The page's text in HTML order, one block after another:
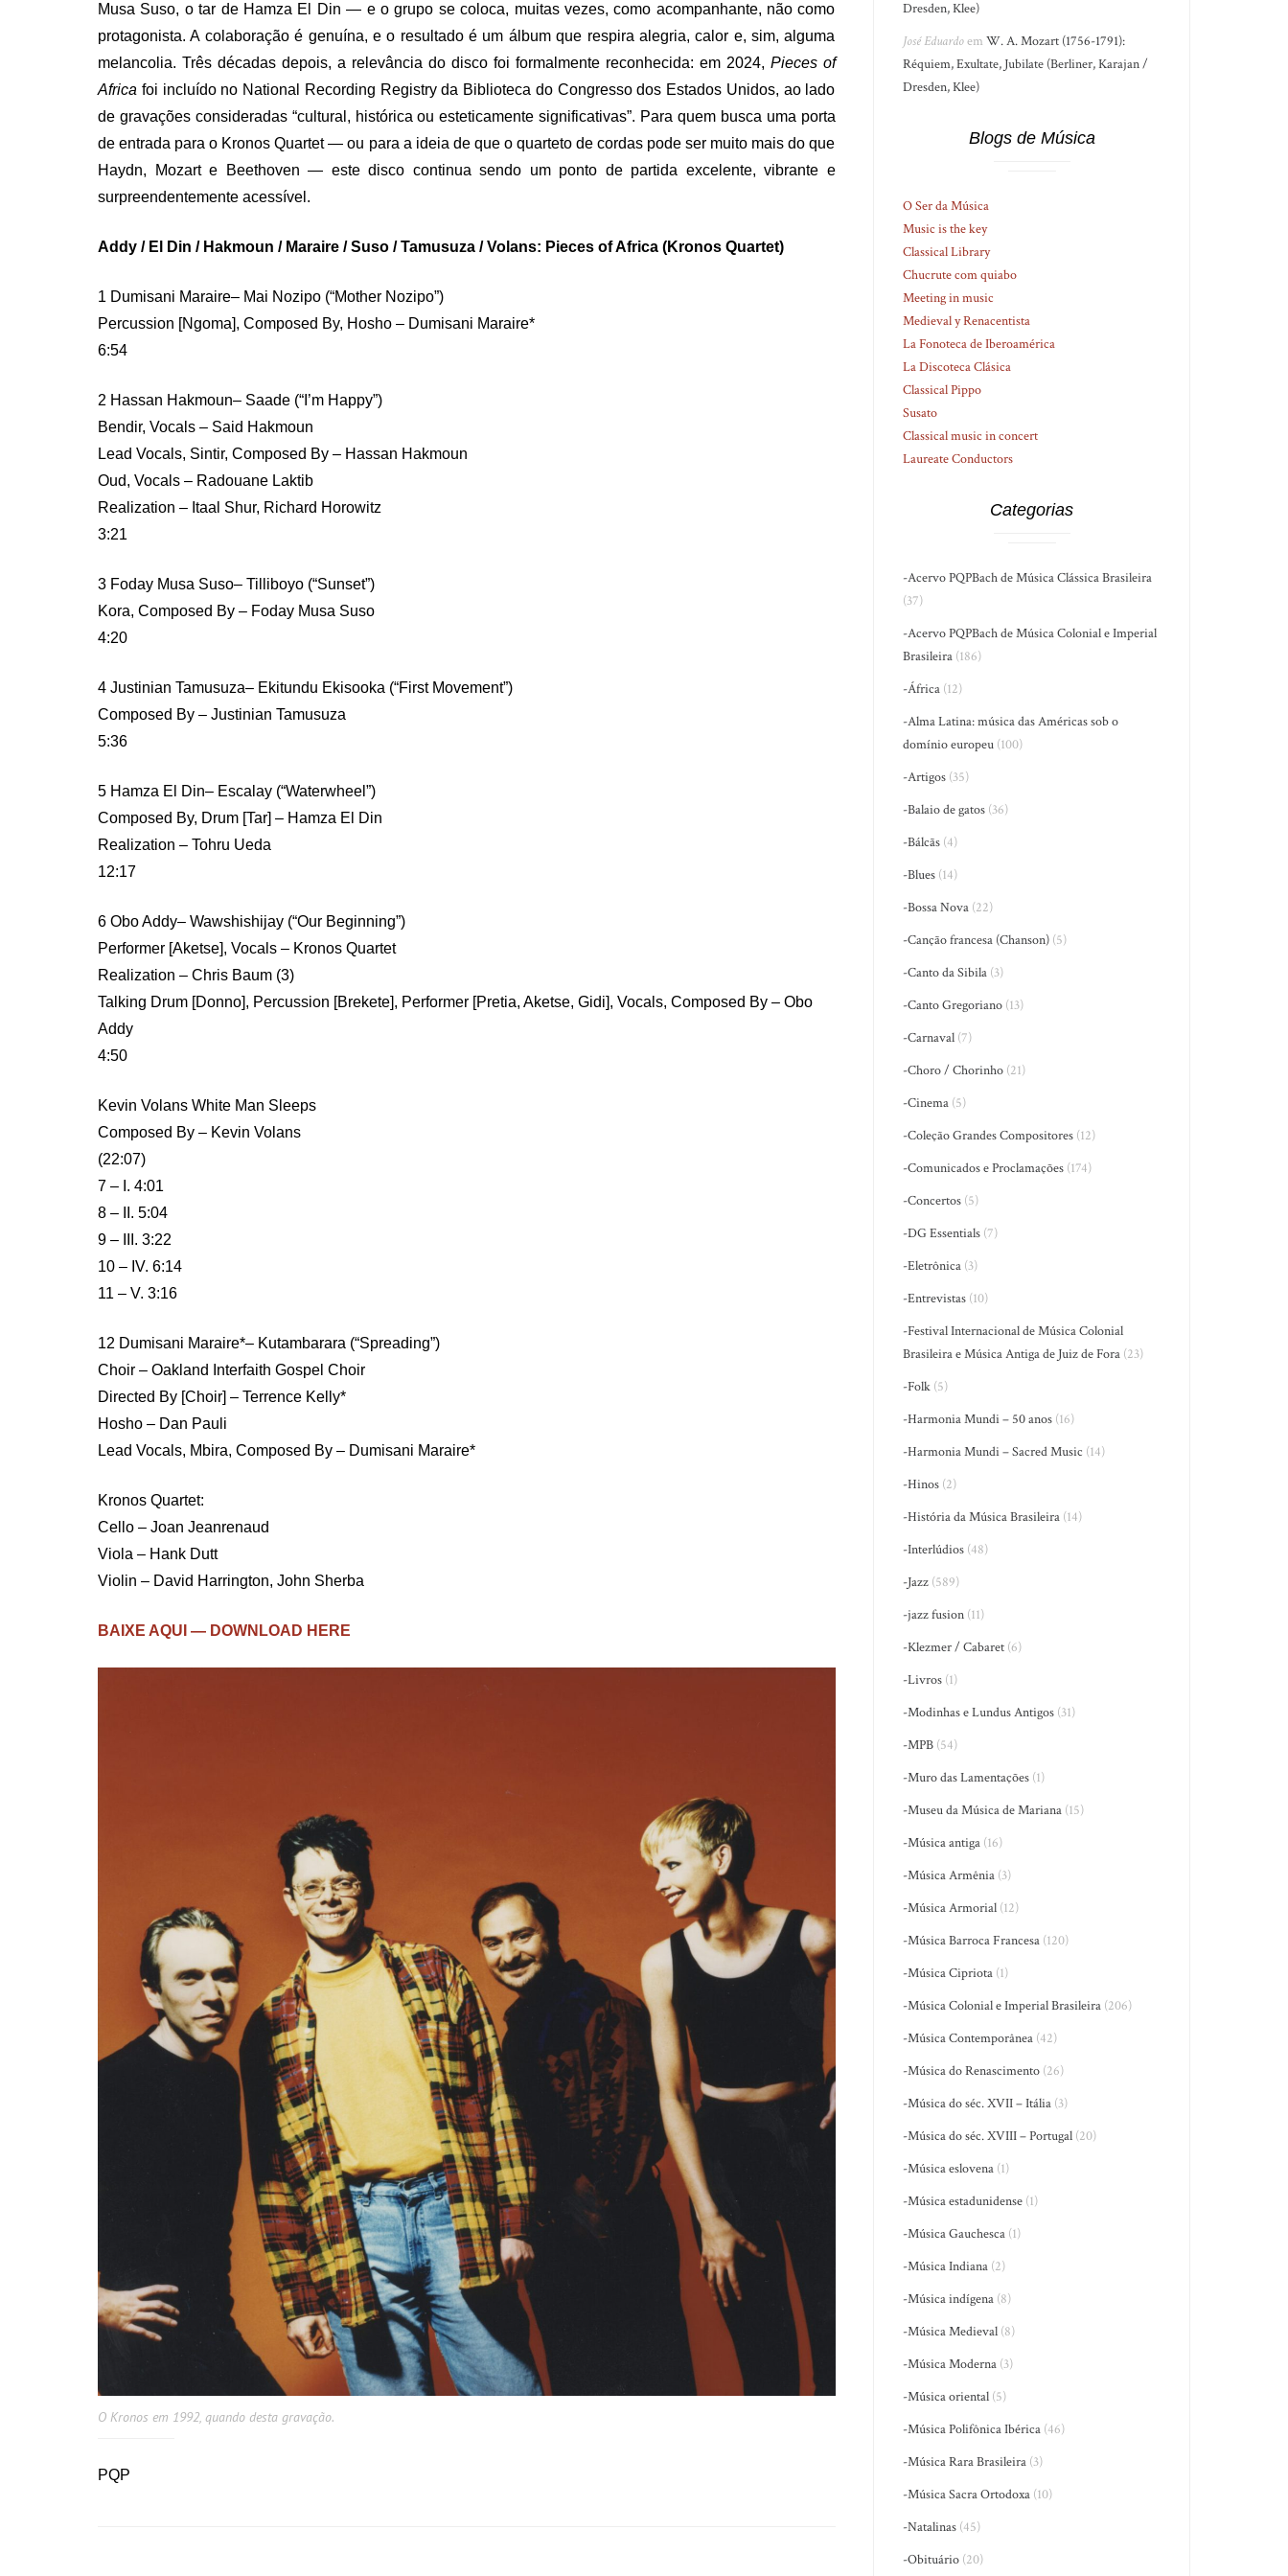
Musa Suso, o tar de Hamza El Din — e o grupo se coloca, muitas vezes, como acompanhante, não como
protagonista. A colaboração é genuína, e o resultado é um álbum que respira alegria, calor e, sim, alguma
melancolia. Três décadas depois, a relevância do disco foi formalmente reconhecida: em 2024, Pieces of
Africa foi incluído no National Recording Registry da Biblioteca do Congresso dos Estados Unidos, ao lado
de gravações consideradas “cultural, histórica ou esteticamente significativas”. Para quem busca uma porta
de entrada para o Kronos Quartet — ou para a ideia de que o quarteto de cordas pode ser muito mais do que
Haydn, Mozart e Beethoven — este disco continua sendo um ponto de partida excelente, vibrante e
surpreendentemente acessível.
Addy / El Din / Hakmoun / Maraire / Suso / Tamusuza / Volans: Pieces of Africa (Kronos Quartet)
1 Dumisani Maraire– Mai Nozipo (“Mother Nozipo”)
Percussion [Ngoma], Composed By, Hosho – Dumisani Maraire*
6:54
2 Hassan Hakmoun– Saade (“I’m Happy”)
Bendir, Vocals – Said Hakmoun
Lead Vocals, Sintir, Composed By – Hassan Hakmoun
Oud, Vocals – Radouane Laktib
Realization – Itaal Shur, Richard Horowitz
3:21
3 Foday Musa Suso– Tilliboyo (“Sunset”)
Kora, Composed By – Foday Musa Suso
4:20
4 Justinian Tamusuza– Ekitundu Ekisooka (“First Movement”)
Composed By – Justinian Tamusuza
5:36
5 Hamza El Din– Escalay (“Waterwheel”)
Composed By, Drum [Tar] – Hamza El Din
Realization – Tohru Ueda
12:17
6 Obo Addy– Wawshishijay (“Our Beginning”)
Performer [Aketse], Vocals – Kronos Quartet
Realization – Chris Baum (3)
Talking Drum [Donno], Percussion [Brekete], Performer [Pretia, Aketse, Gidi], Vocals, Composed By – Obo
Addy
4:50
Kevin Volans White Man Sleeps
Composed By – Kevin Volans
(22:07)
7 – I. 4:01
8 – II. 5:04
9 – III. 3:22
10 – IV. 6:14
11 – V. 3:16
12 Dumisani Maraire*– Kutambarara (“Spreading”)
Choir – Oakland Interfaith Gospel Choir
Directed By [Choir] – Terrence Kelly*
Hosho – Dan Pauli
Lead Vocals, Mbira, Composed By – Dumisani Maraire*
Kronos Quartet:
Cello – Joan Jeanrenaud
Viola – Hank Dutt
Violin – David Harrington, John Sherba
BAIXE AQUI — DOWNLOAD HERE
O Kronos em 1992, quando desta gravação.
PQP
Dresden, Klee)
José EduardoemW. A. Mozart (1756-1791):
Réquiem, Exultate, Jubilate (Berliner, Karajan /
Dresden, Klee)
Blogs de Música
O Ser da Música
Music is the key
Classical Library
Chucrute com quiabo
Meeting in music
Medieval y Renacentista
La Fonoteca de Iberoamérica
La Discoteca Clásica
Classical Pippo
Susato
Classical music in concert
Laureate Conductors
Categorias
-Acervo PQPBach de Música Clássica Brasileira
(37)
-Acervo PQPBach de Música Colonial e Imperial
Brasileira (186)
-África (12)
-Alma Latina: música das Américas sob o
domínio europeu (100)
-Artigos (35)
-Balaio de gatos (36)
-Bálcãs (4)
-Blues (14)
-Bossa Nova (22)
-Canção francesa (Chanson) (5)
-Canto da Sibila (3)
-Canto Gregoriano (13)
-Carnaval (7)
-Choro / Chorinho (21)
-Cinema (5)
-Coleção Grandes Compositores (12)
-Comunicados e Proclamações (174)
-Concertos (5)
-DG Essentials (7)
-Eletrônica (3)
-Entrevistas (10)
-Festival Internacional de Música Colonial
Brasileira e Música Antiga de Juiz de Fora (23)
-Folk (5)
-Harmonia Mundi – 50 anos (16)
-Harmonia Mundi – Sacred Music (14)
-Hinos (2)
-História da Música Brasileira (14)
-Interlúdios (48)
-Jazz (589)
-jazz fusion (11)
-Klezmer / Cabaret (6)
-Livros (1)
-Modinhas e Lundus Antigos (31)
-MPB (54)
-Muro das Lamentações (1)
-Museu da Música de Mariana (15)
-Música antiga (16)
-Música Armênia (3)
-Música Armorial (12)
-Música Barroca Francesa (120)
-Música Cipriota (1)
-Música Colonial e Imperial Brasileira (206)
-Música Contemporânea (42)
-Música do Renascimento (26)
-Música do séc. XVII – Itália (3)
-Música do séc. XVIII – Portugal (20)
-Música eslovena (1)
-Música estadunidense (1)
-Música Gauchesca (1)
-Música Indiana (2)
-Música indígena (8)
-Música Medieval (8)
-Música Moderna (3)
-Música oriental (5)
-Música Polifônica Ibérica (46)
-Música Rara Brasileira (3)
-Música Sacra Ortodoxa (10)
-Natalinas (45)
-Obituário (20)